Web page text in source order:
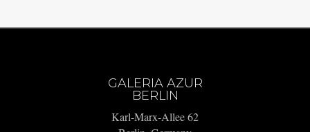
GALERIA AZUR
BERLIN
Karl-Marx-Allee 62